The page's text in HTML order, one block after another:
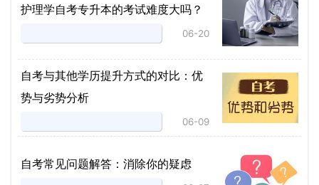
护理学自考专升本的考试难度大吗？
06-20
自考与其他学历提升方式的对比：优
势与劣势分析
06-09
自考常见问题解答：消除你的疑虑